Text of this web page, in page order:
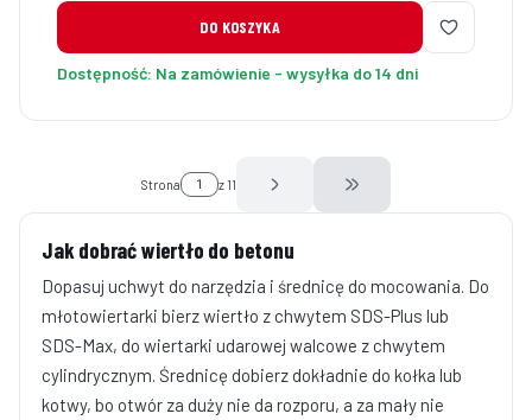
DO KOSZYKA
Dostępność: Na zamówienie - wysyłka do 14 dni
Strona z 11 Przejdź do ostatniej
Jak dobrać wiertło do betonu
Dopasuj uchwyt do narzędzia i średnicę do mocowania. Do
młotowiertarki bierz wiertło z chwytem SDS-Plus lub
SDS-Max, do wiertarki udarowej walcowe z chwytem
cylindrycznym. Średnicę dobierz dokładnie do kołka lub
kotwy, bo otwór za duży nie da rozporu, a za mały nie